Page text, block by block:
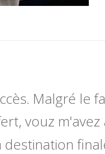
Malgré le
vouz
destination